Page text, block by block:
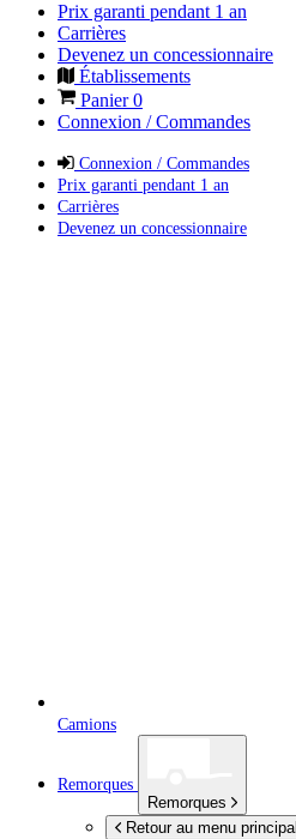
Prix garanti pendant 1 an
Carrières
Devenez un concessionnaire
Établissements
Panier0
Connexion / Commandes
Connexion / Commandes
Prix garanti pendant 1 an
Carrières
Devenez un concessionnaire
Camions
Remorques
Remorques
Retour au menu principal